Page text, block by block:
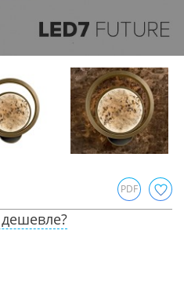
PDF